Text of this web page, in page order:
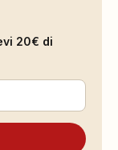
20€ di